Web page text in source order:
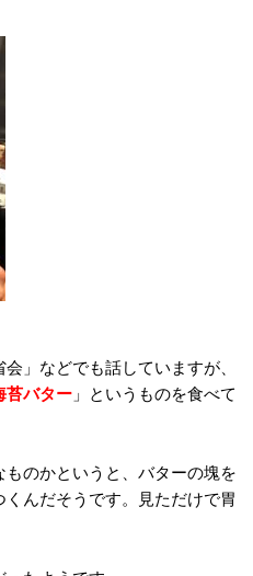
」などでも話していますが、
苔バター 」というものを食べて
のかというと、バターの塊を
んだそうです。見ただけで胃